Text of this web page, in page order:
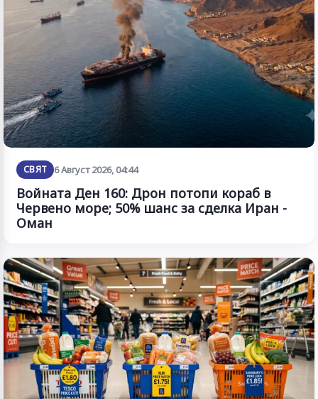
СВЯТ 6 Август 2026, 04:44
Войната Ден 160: Дрон потопи кораб в
Червено море; 50% шанс за сделка Иран -
Оман